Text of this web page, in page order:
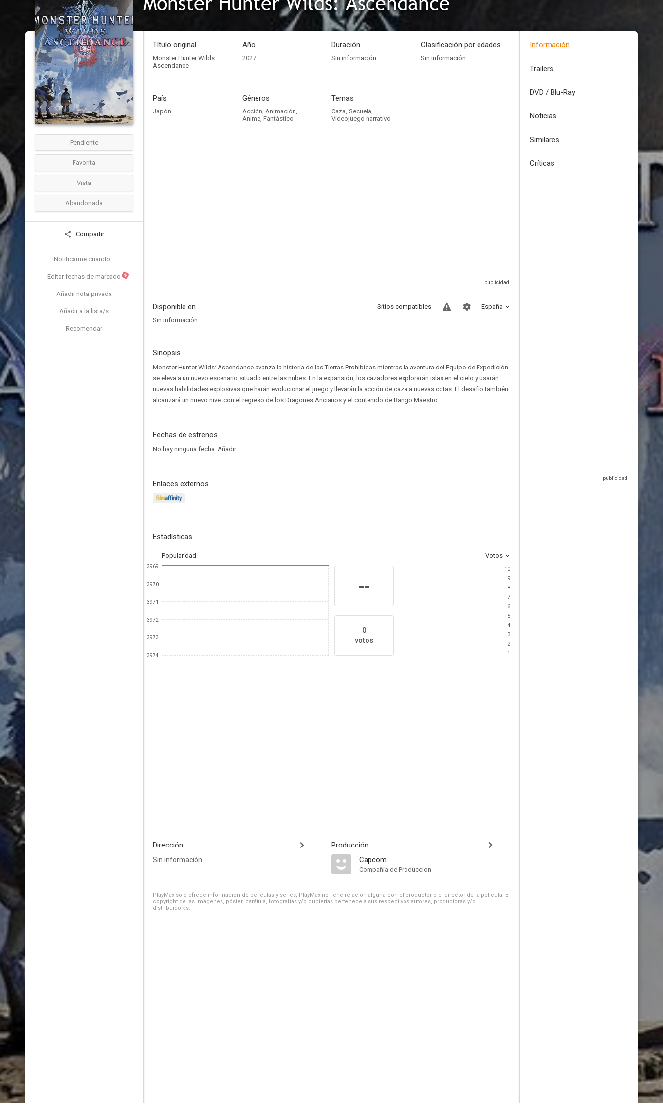
Pendiente
Favorita
Vista
Abandonada
Compartir
Notificarme cuando...
Editar fechas de marcado N
Añadir nota privada
Añadir a la lista/s
Recomendar
Título original
Monster Hunter Wilds:
Ascendance
Año
2027
Duración
Sin información
Clasificación por edades
Sin información
País
Japón
Géneros
Acción, Animación,
Anime, Fantástico
Temas
Caza, Secuela,
Videojuego narrativo
Disponible en... España
Sitios compatibles
Sin información
Sinopsis
Monster Hunter Wilds: Ascendance avanza la historia de las Tierras Prohibidas mientras la aventura del Equipo de Expedición
se eleva a un nuevo escenario situado entre las nubes. En la expansión, los cazadores explorarán islas en el cielo y usarán
nuevas habilidades explosivas que harán evolucionar el juego y llevarán la acción de caza a nuevas cotas. El desafío también
alcanzará un nuevo nivel con el regreso de los Dragones Ancianos y el contenido de Rango Maestro.
Fechas de estrenos
No hay ninguna fecha. Añadir
Enlaces externos
Estadísticas
Popularidad Votos
3969
3970
3971
3972
3973
3974
--
0
votos
10
9
8
7
6
5
4
3
2
1
Dirección
Sin información.
Producción
Capcom
Compañía de Produccion
PlayMax solo ofrece información de películas y series, PlayMax no tiene relación alguna con el productor o el director de la película. El
copyright de las imágenes, póster, carátula, fotografías y/o cubiertas pertenece a sus respectivos autores, productoras y/o
distribuidoras.
Información
Trailers
DVD / Blu-Ray
Noticias
Similares
Críticas